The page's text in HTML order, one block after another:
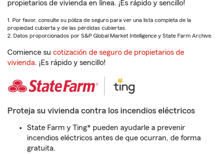
propietarios de vivienda en línea. ¡Es rápido y sencillo!
1. Por favor, consulte su póliza de seguro para ver una lista completa de la
propiedad cubierta y de las pérdidas cubiertas.
2. Datos proporcionados por S&P Global Market Intelligence y State Farm Archive.
Comience su cotización de seguro de propietarios de
vivienda. ¡Es rápido y sencillo!
Proteja su vivienda contra los incendios eléctricos
State Farm y Ting* pueden ayudarle a prevenir
incendios eléctricos antes de que ocurran, de forma
gratuita.